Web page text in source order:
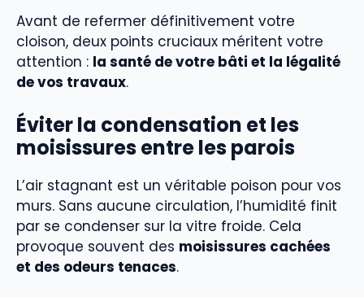
Avant de refermer définitivement votre
cloison, deux points cruciaux méritent votre
attention : la santé de votre bâti et la légalité
de vos travaux.
Éviter la condensation et les
moisissures entre les parois
L’air stagnant est un véritable poison pour vos
murs. Sans aucune circulation, l’humidité finit
par se condenser sur la vitre froide. Cela
provoque souvent des moisissures cachées
et des odeurs tenaces.